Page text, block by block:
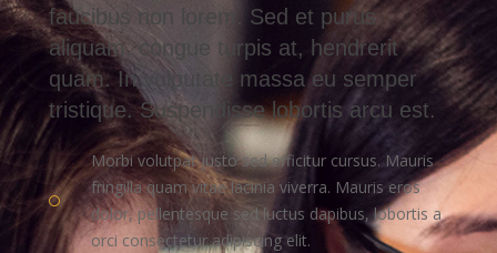
faucibus non lorem. Sed et purus
aliquam, congue turpis at, hendrerit
quam. In vulputate massa eu semper
tristique. Suspendisse lobortis arcu est.
Morbi volutpat justo sed efficitur cursus. Mauris
fringilla quam vitae lacinia viverra. Mauris eros
dolor, pellentesque sed luctus dapibus, lobortis a
orci consectetur adipiscing elit.